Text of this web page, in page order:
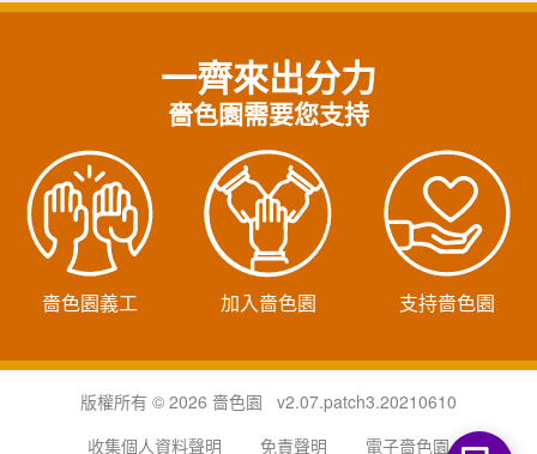
一齊來出分力
嗇色園需要您支持
嗇色園義工 加入嗇色園 支持嗇色園
版權所有 © 2026 嗇色園 v2.07.patch3.20210610
收集個人資料聲明
免責聲明 電子嗇色園